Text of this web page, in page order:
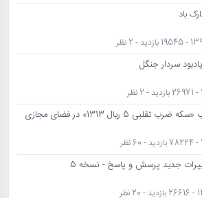
سردار جنگل
هشدار؛ مراقب «سکه ضرب تقلبی 5 ریال 1313» در فضای مجازی
جدید پرسش و پاسخ - نسخه 5